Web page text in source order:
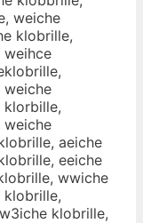
weiche
klobrille,
klorbille,
aeiche
eeiche
wwiche
klobrille,
klobrille,